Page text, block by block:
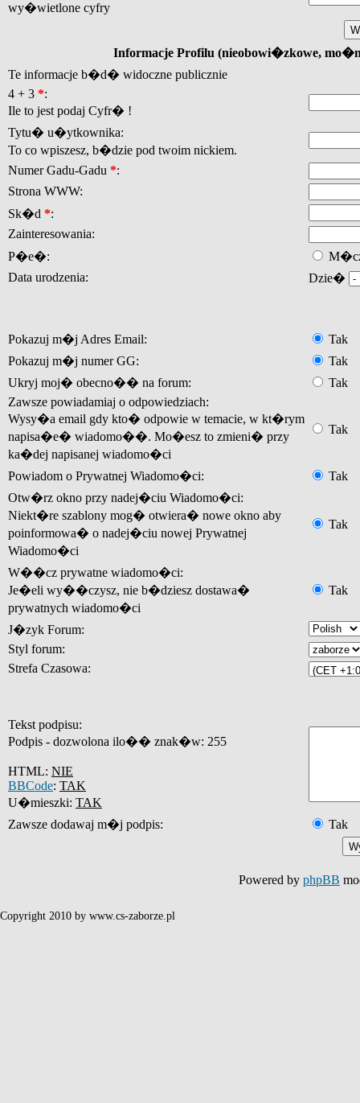
wy�wietlone cyfry
Informacje Profilu (nieobowi�zkowe,
Te informacje b�d� widoczne publicznie
4 + 3 *:
Ile to jest podaj Cyfr� !
Tytu� u�ytkownika:
To co wpiszesz, b�dzie pod twoim nickiem.
Numer Gadu-Gadu *:
Strona WWW:
Sk�d *:
Zainteresowania:
P�e�:
Data urodzenia:
Dzie�
Pokazuj m�j Adres Email:
Tak
Pokazuj m�j numer GG:
Tak
Ukryj moj� obecno�� na forum:
Tak
Zawsze powiadamiaj o odpowiedziach:
Wysy�a email gdy kto� odpowie w temacie, w kt�rym
napisa�e� wiadomo��. Mo�esz to zmieni� przy
ka�dej napisanej wiadomo�ci
Tak
Powiadom o Prywatnej Wiadomo�ci:
Tak
Otw�rz okno przy nadej�ciu Wiadomo�ci:
Niekt�re szablony mog� otwiera� nowe okno aby
poinformowa� o nadej�ciu nowej Prywatnej
Wiadomo�ci
Tak
W��cz prywatne wiadomo�ci:
Je�eli wy��czysz, nie b�dziesz dostawa�
prywatnych wiadomo�ci
Tak
J�zyk Forum:
Styl forum:
Strefa Czasowa:
Tekst podpisu:
Podpis - dozwolona ilo�� znak�w: 255
HTML: NIE
BBCode: TAK
U�mieszki: TAK
Zawsze dodawaj m�j podpis:
Tak
Powered by phpBB
Copyright 2010 by www.cs-zaborze.pl